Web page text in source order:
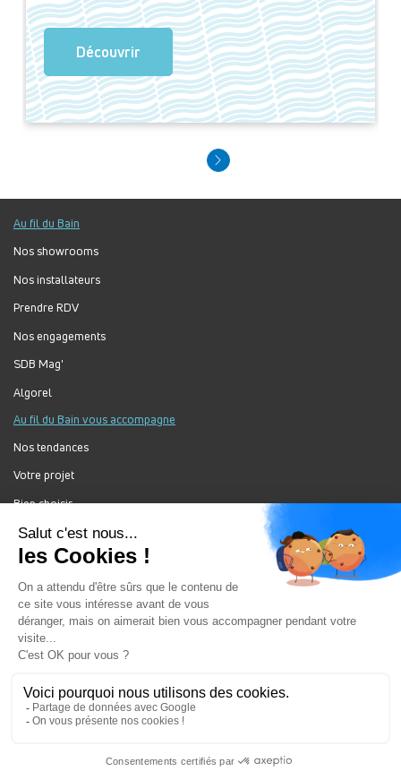
Découvrir
Au fil du Bain
Nos showrooms
Nos installateurs
Prendre RDV
Nos engagements
SDB Mag'
Algorel
Au fil du Bain vous accompagne
Nos tendances
Votre projet
Bien choisir
Forum Au Fil du Bain
Nos produits
Gestion des cookies
Mentions légales